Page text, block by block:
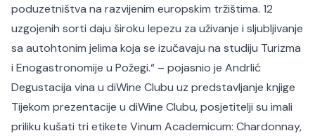
poduzetništva na razvijenim europskim tržištima. 12
uzgojenih sorti daju široku lepezu za uživanje i sljubljivanje
sa autohtonim jelima koja se izučavaju na studiju Turizma
i Enogastronomije u Požegi.“ – pojasnio je Andrlić
Degustacija vina u diWine Clubu uz predstavljanje knjige
Tijekom prezentacije u diWine Clubu, posjetitelji su imali
priliku kušati tri etikete Vinum Academicum: Chardonnay,